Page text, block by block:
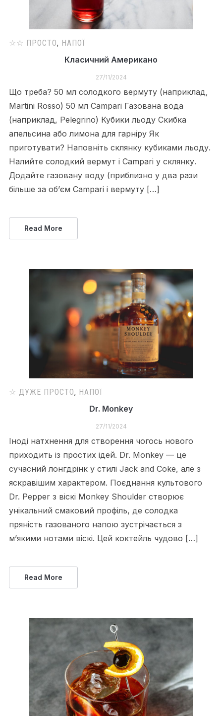
☆☆ ПРОСТО, НАПОЇ
Класичний Американо
27/11/2024
Що треба? 50 мл солодкого вермуту (наприклад,
Martini Rosso) 50 мл Campari Газована вода
(наприклад, Pelegrino) Кубики льоду Скибка
апельсина або лимона для гарніру Як
приготувати? Наповніть склянку кубиками льоду.
Налийте солодкий вермут і Campari у склянку.
Додайте газовану воду (приблизно у два рази
більше за об’єм Campari і вермуту […]
Read More
☆ ДУЖЕ ПРОСТО, НАПОЇ
Dr. Monkey
27/11/2024
Іноді натхнення для створення чогось нового
приходить із простих ідей. Dr. Monkey — це
сучасний лонгдрінк у стилі Jack and Coke, але з
яскравішим характером. Поєднання культового
Dr. Pepper з віскі Monkey Shoulder створює
унікальний смаковий профіль, де солодка
пряність газованого напою зустрічається з
м’якими нотами віскі. Цей коктейль чудово […]
Read More